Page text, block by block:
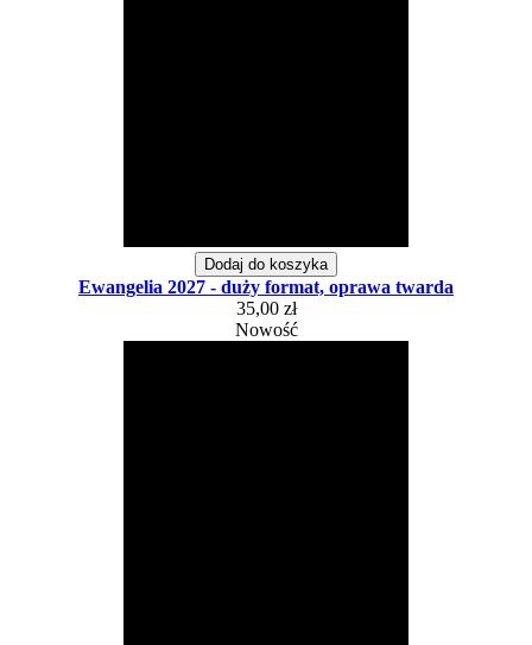
Dodaj do koszyka
Ewangelia 2027 - duży format, oprawa twarda
35,00 zł
Nowość